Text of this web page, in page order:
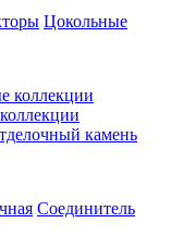
Цокольные
коллекции
камень
Соединитель